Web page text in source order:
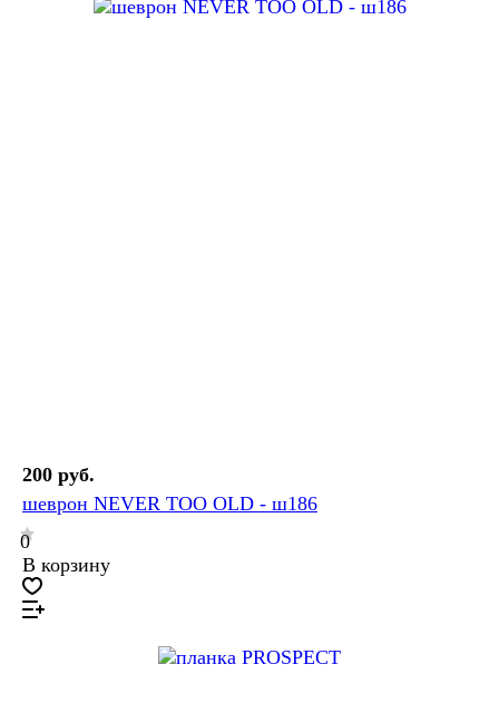
200 руб.
шеврон NEVER TOO OLD - ш186
0
В корзину